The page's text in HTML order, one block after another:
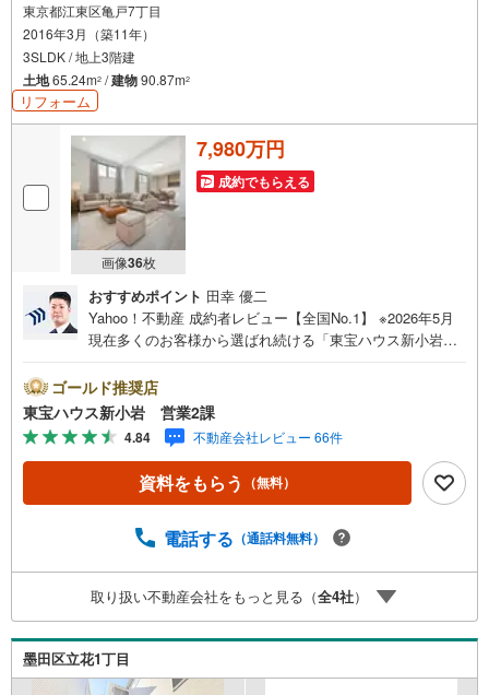
東京都江東区亀戸7丁目
2016年3月（築11年）
3SLDK / 地上3階建
土地65.24m2 /建物90.87m2
リフォーム
画像36枚
7,980万円
成約でもらえる
おすすめポイント 田幸 優二
Yahoo！不動産 成約者レビュー【全国No.1】 ※2026年5月
現在多くのお客様から選ばれ続ける「東宝ハウス新小岩」
見学OK■営業時間内（9:00～20:00）はお電話でのご連絡が
スムーズです。ご自宅への送迎・最寄駅でのお待ち合わせ
等、お気軽にご相談ください。 選ばれる3つの「圧倒的メ
リット」 （1）【業界最低水準の提携住宅ローン】「他社
で断られた」「借入がある」方も独自審査で多数承認！優
遇金利と各種手数料0円でお得に。（2）【未来カレンダー
ュレーション。「月々いくらなら安心か」をプロが明確に
はありません。専属FPがお引渡し後も一生涯お守りしま
す。 Yahoo！不動産キャンペーン対象店舗 当店でのご成約
でPayPayボーナスがもらえるキャンペーン対象です！※必
ずYahoo！ JAPAN IDでログインの上お問い合わせくださ
い。
ゴールド推奨店
東宝ハウス新小岩 営業2課
4.84 不動産会社レビュー 66件
資料をもらう （無料）
電話する （通話料無料）
取り扱い不動産会社をもっと見る（全4社）
墨田区立花1丁目